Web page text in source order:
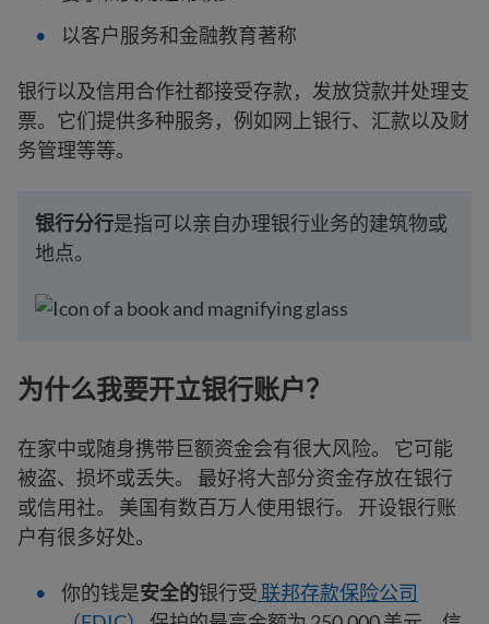
以客户服务和金融教育著称
银行以及信用合作社都接受存款，发放贷款并处理支
票。它们提供多种服务，例如网上银行、汇款以及财
务管理等等。
银行分行是指可以亲自办理银行业务的建筑物或
地点。
为什么我要开立银行账户？
在家中或随身携带巨额资金会有很大风险。 它可能
被盗、损坏或丢失。 最好将大部分资金存放在银行
或信用社。 美国有数百万人使用银行。 开设银行账
户有很多好处。
你的钱是安全的银行受 联邦存款保险公司